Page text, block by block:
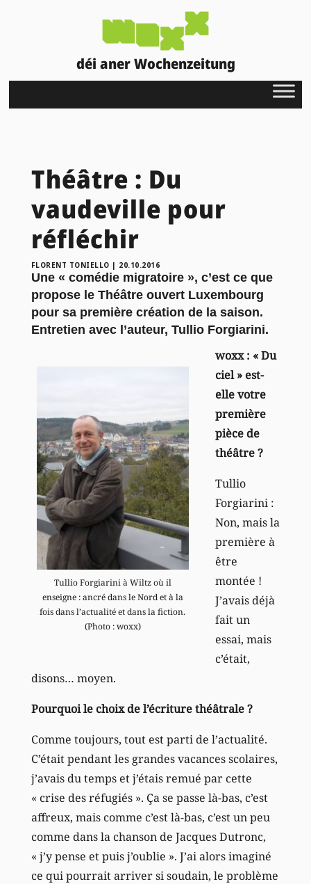
déi aner Wochenzeitung
Théâtre : Du
vaudeville pour
réfléchir
FLORENT TONIELLO | 20.10.2016
Une « comédie migratoire », c’est ce que
propose le Théâtre ouvert Luxembourg
pour sa première création de la saison.
Entretien avec l’auteur, Tullio Forgiarini.
Tullio Forgiarini à Wiltz où il
enseigne : ancré dans le Nord et à la
fois dans l’actualité et dans la fiction.
(Photo : woxx)
woxx : « Du
ciel » est-
elle votre
première
pièce de
théâtre ?
Tullio
Forgiarini :
Non, mais la
première à
être
montée !
J’avais déjà
fait un
essai, mais
c’était,
disons… moyen.
Pourquoi le choix de l’écriture théâtrale ?
Comme toujours, tout est parti de l’actualité.
C’était pendant les grandes vacances scolaires,
j’avais du temps et j’étais remué par cette
« crise des réfugiés ». Ça se passe là-bas, c’est
affreux, mais comme c’est là-bas, c’est un peu
comme dans la chanson de Jacques Dutronc,
« j’y pense et puis j’oublie ». J’ai alors imaginé
ce qui pourrait arriver si soudain, le problème